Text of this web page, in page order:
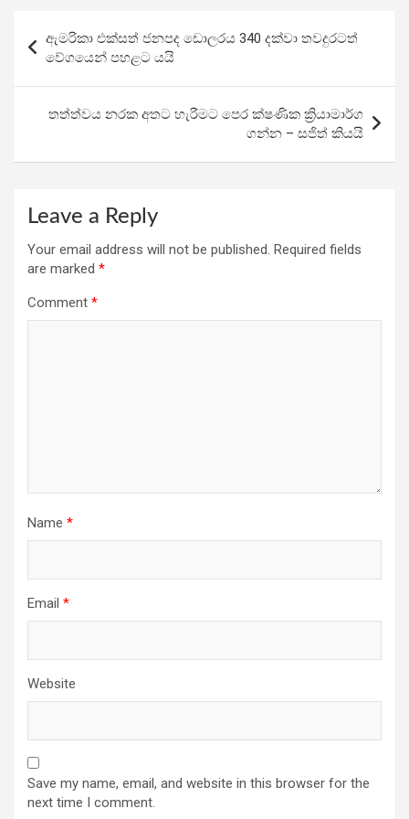
b
o
o
k
er s
A
p
p
gr
a
m
e
navigation
ඇමරිකා එක්සත් ජනපද ඩොලරය 340 දක්වා තවදුරටත්
වේගයෙන් පහළට යයි
තත්ත්වය නරක අතට හැරීමට පෙර ක්ෂණික ක්‍රියාමාර්ග
ගන්න – සජිත් කියයි
Leave a Reply
Your email address will not be published. Required fields
are marked *
Comment *
Name *
Email *
Website
Save my name, email, and website in this browser for the
next time I comment.